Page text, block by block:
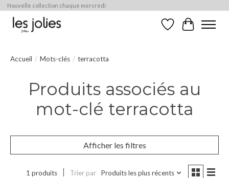
Nouvelle collection chaque mercredi
Liste de souhaits
Panier
Accueil / Mots-clés / terracotta
Produits associés au
mot-clé terracotta
Afficher les filtres
1 produits Trier par Produits les plus récents